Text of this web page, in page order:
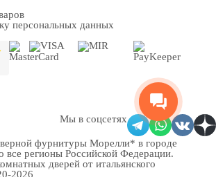
персональных данных
Мы в соцсетях
фурнитуры Морелли* в городе
все регионы Российской Федерации.
дверей от итальянского
2026